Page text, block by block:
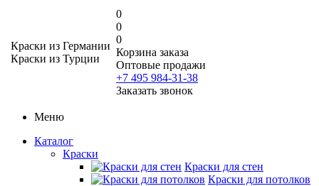
Краски из Германии
Краски из Турции
0
0
0
Корзина заказа
Оптовые продажи
+7 495 984-31-38
Заказать звонок
Меню
Каталог
Краски
Краски для стен
Краски для потолков